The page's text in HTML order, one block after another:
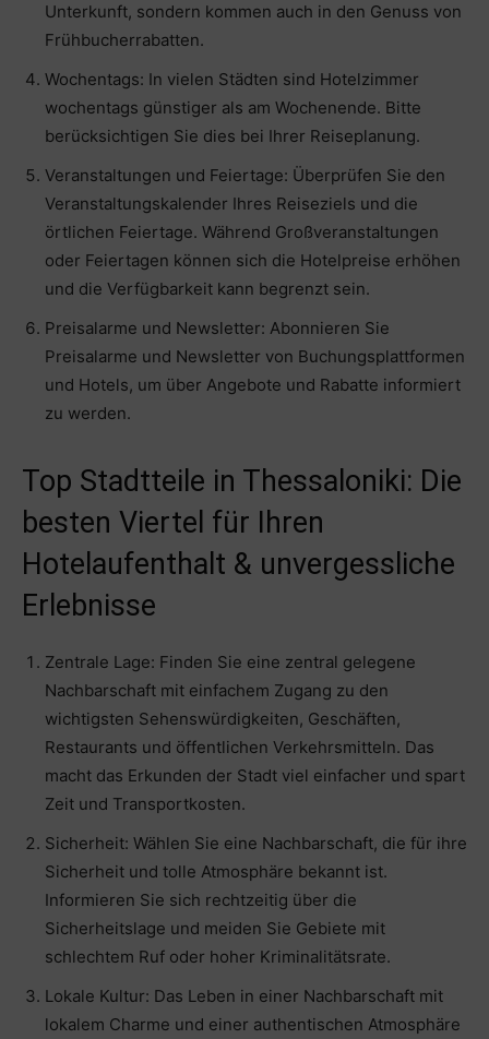
Unterkunft, sondern kommen auch in den Genuss von
Frühbucherrabatten.
Wochentags: In vielen Städten sind Hotelzimmer
wochentags günstiger als am Wochenende. Bitte
berücksichtigen Sie dies bei Ihrer Reiseplanung.
Veranstaltungen und Feiertage: Überprüfen Sie den
Veranstaltungskalender Ihres Reiseziels und die
örtlichen Feiertage. Während Großveranstaltungen
oder Feiertagen können sich die Hotelpreise erhöhen
und die Verfügbarkeit kann begrenzt sein.
Preisalarme und Newsletter: Abonnieren Sie
Preisalarme und Newsletter von Buchungsplattformen
und Hotels, um über Angebote und Rabatte informiert
zu werden.
Top Stadtteile in Thessaloniki: Die
besten Viertel für Ihren
Hotelaufenthalt & unvergessliche
Erlebnisse
Zentrale Lage: Finden Sie eine zentral gelegene
Nachbarschaft mit einfachem Zugang zu den
wichtigsten Sehenswürdigkeiten, Geschäften,
Restaurants und öffentlichen Verkehrsmitteln. Das
macht das Erkunden der Stadt viel einfacher und spart
Zeit und Transportkosten.
Sicherheit: Wählen Sie eine Nachbarschaft, die für ihre
Sicherheit und tolle Atmosphäre bekannt ist.
Informieren Sie sich rechtzeitig über die
Sicherheitslage und meiden Sie Gebiete mit
schlechtem Ruf oder hoher Kriminalitätsrate.
Lokale Kultur: Das Leben in einer Nachbarschaft mit
lokalem Charme und einer authentischen Atmosphäre